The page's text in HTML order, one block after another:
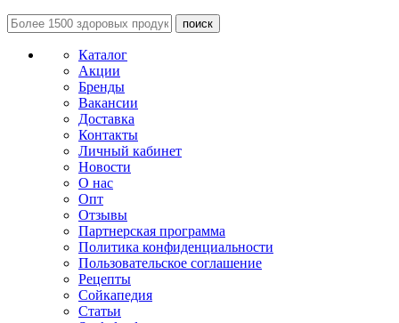
поиск
Каталог
Акции
Бренды
Вакансии
Доставка
Контакты
Личный кабинет
Новости
О нас
Опт
Отзывы
Партнерская программа
Политика конфиденциальности
Пользовательское соглашение
Рецепты
Сойкапедия
Статьи